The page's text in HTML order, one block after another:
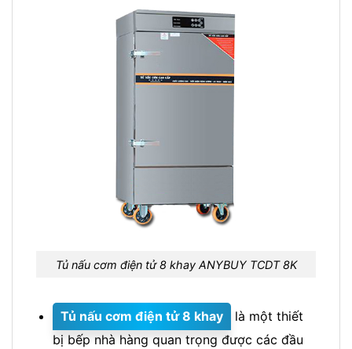
Tủ nấu cơm điện tử 8 khay ANYBUY TCDT 8K
Tủ nấu cơm điện tử 8 khay
là một thiết
bị bếp nhà hàng quan trọng được các đầu